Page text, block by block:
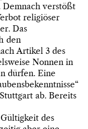
Demnach verstößt
religiöser
Das
den
Artikel 3 des
Nonnen in
dürfen. Eine
ab. Bereits
des